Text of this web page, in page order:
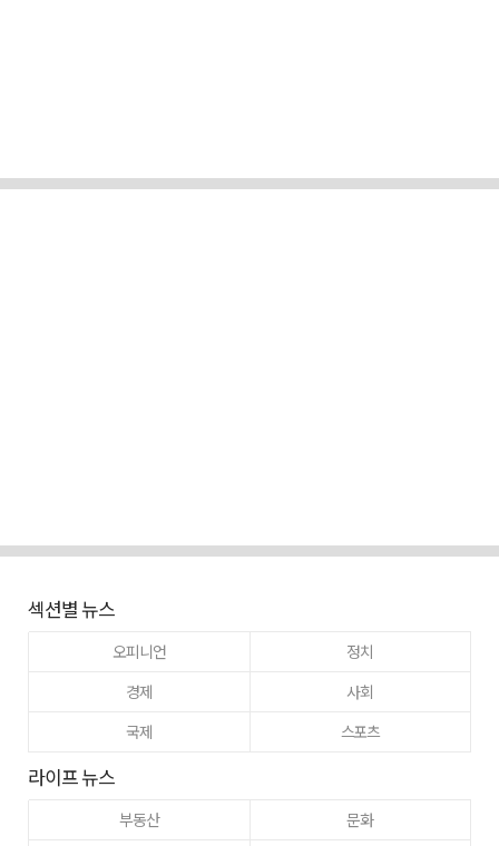
섹션별 뉴스
오피니언
정치
경제
사회
국제
스포츠
라이프 뉴스
부동산 문화